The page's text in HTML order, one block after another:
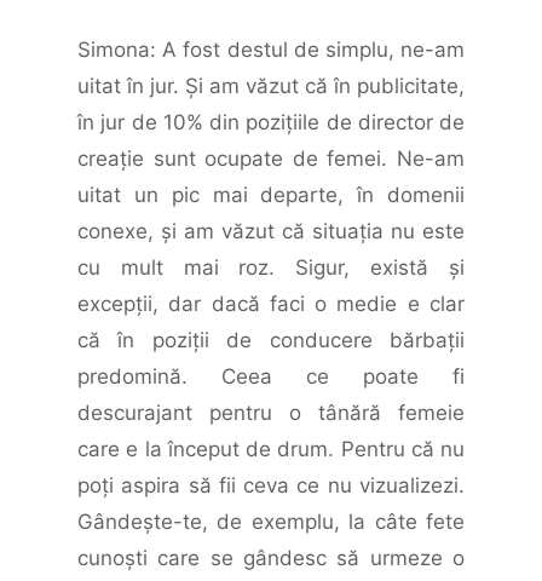
Simona: A fost destul de simplu, ne-am
uitat în jur. Şi am văzut că în publicitate,
în jur de 10% din poziţiile de director de
creaţie sunt ocupate de femei. Ne-am
uitat un pic mai departe, în domenii
conexe, şi am văzut că situaţia nu este
cu mult mai roz. Sigur, există şi
excepţii, dar dacă faci o medie e clar
că în poziţii de conducere bărbaţii
predomină. Ceea ce poate fi
descurajant pentru o tânără femeie
care e la început de drum. Pentru că nu
poţi aspira să fii ceva ce nu vizualizezi.
Gândeşte-te, de exemplu, la câte fete
cunoşti care se gândesc să urmeze o